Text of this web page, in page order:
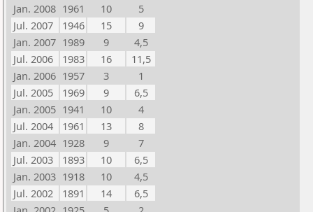
Jan. 2008 1961 10
5
Jul. 2007
1946 15
9
Jan. 2007 1989 9
4,5
Jul. 2006
1983 16
11,5
Jan. 2006 1957 3
1
Jul. 2005
1969 9
6,5
Jan. 2005 1941 10
4
Jul. 2004
1961 13
8
Jan. 2004 1928 9
7
Jul. 2003
1893 10
6,5
Jan. 2003 1918 10
4,5
Jul. 2002
1891 14
6,5